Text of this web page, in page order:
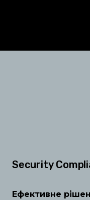
Security
Ефективне